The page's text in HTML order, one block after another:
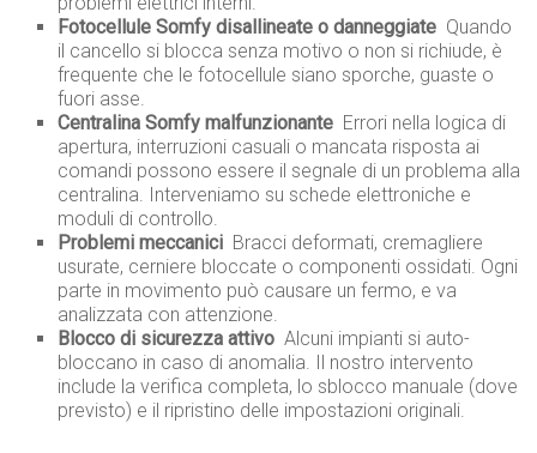
Fotocellule Somfy disallineate o danneggiate  Quando
il cancello si blocca senza motivo o non si richiude, è
frequente che le fotocellule siano sporche, guaste o
fuori asse.
Centralina Somfy malfunzionante  Errori nella logica di
apertura, interruzioni casuali o mancata risposta ai
comandi possono essere il segnale di un problema alla
centralina. Interveniamo su schede elettroniche e
moduli di controllo.
Problemi meccanici  Bracci deformati, cremagliere
usurate, cerniere bloccate o componenti ossidati. Ogni
parte in movimento può causare un fermo, e va
analizzata con attenzione.
Blocco di sicurezza attivo  Alcuni impianti si auto-
bloccano in caso di anomalia. Il nostro intervento
include la verifica completa, lo sblocco manuale (dove
previsto) e il ripristino delle impostazioni originali.